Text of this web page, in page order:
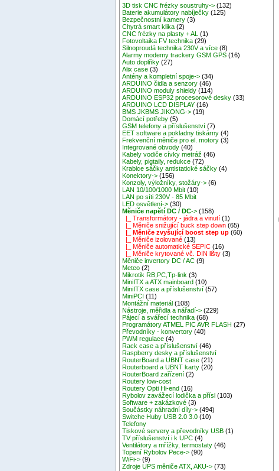
3D tisk CNC frézky soustruhy-> (132)
Baterie akumulátory nabíječky (125)
Bezpečnostní kamery (3)
Chytrá smart klika (2)
CNC frézky na plasty + AL
(1)
Fotovoltaika FV technika (29)
Silnoproudá technika 230V a více (8)
Alarmy modemy trackery GSM GPS (16)
Auto doplňky (27)
Alix case (3)
Antény a kompletní spoje-> (34)
ARDUINO čidla a senzory (46)
ARDUINO moduly shieldy (114)
ARDUINO ESP32 procesorové desky (33)
ARDUINO LCD DISPLAY (16)
BMS JKBMS JIKONG-> (19)
Domácí potřeby (5)
GSM telefony a příslušenství (7)
EET software a pokladny tiskárny (4)
Frekvenční měniče pro el. motory (3)
Integrované obvody (40)
Kabely vodiče cívky metráž (46)
Kabely, pigtaily, redukce (72)
Krabice sáčky antistatické sáčky (4)
Konektory-> (156)
Konzoly, výložníky, stožáry-> (6)
LAN 10/100/1000 Mbit (10)
LAN po síti 230V - 85 Mbit
LED osvětlení-> (30)
Měniče napětí DC / DC-> (158)
|_ Transformátory - jádra a vinutí (1)
|_ Měniče snižující buck step down (65)
|_ Měniče zvyšující boost step up (60)
|_ Měniče izolované (13)
|_ Měniče automatické SEPIC (16)
|_ Měniče krytované vč. DIN lišty (3)
Měniče invertory DC / AC (9)
Meteo (2)
Mikrotik RB,PC,Tp-link (3)
MiniITX a ATX mainboard (10)
MiniITX case a příslušenství (57)
MiniPCI (11)
Montážní materiál (108)
Nástroje, měřidla a nářadí-> (229)
Pájecí a svářecí technika (68)
Programátory ATMEL PIC AVR FLASH (27)
Převodníky - konvertory (40)
PWM regulace (4)
Rack case a příslušenství (46)
Raspberry desky a příslušenství
RouterBoard a UBNT case (21)
Routerboard a UBNT karty (20)
RouterBoard zařízení (2)
Routery low-cost
Routery Opti Hi-end (16)
Rybolov zavážecí lodička a přísl (103)
Software + zakázkové (3)
Součástky náhradní díly-> (494)
Switche Huby USB 2.0 3.0 (10)
Telefony
Tiskové servery a převodníky USB (1)
TV příslušenství i k UPC (4)
Ventilátory a mřížky, termostaty (46)
Topení Rybolov Pece-> (90)
WiFi-> (9)
Zdroje UPS měniče ATX, AKU-> (73)